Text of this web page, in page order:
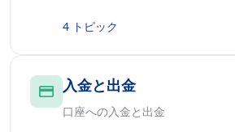
4 トピック
入金と出金
口座への入金と出金